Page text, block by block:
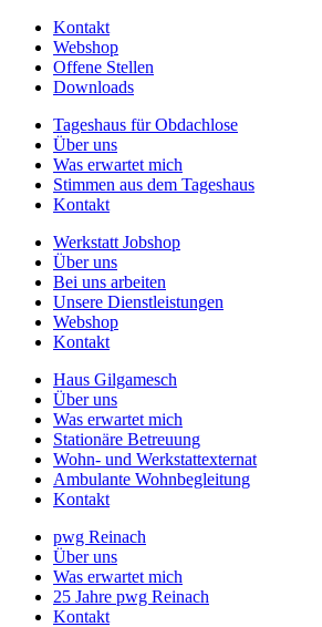
Kontakt
Webshop
Offene Stellen
Downloads
Tageshaus für Obdachlose
Über uns
Was erwartet mich
Stimmen aus dem Tageshaus
Kontakt
Werkstatt Jobshop
Über uns
Bei uns arbeiten
Unsere Dienstleistungen
Webshop
Kontakt
Haus Gilgamesch
Über uns
Was erwartet mich
Stationäre Betreuung
Wohn- und Werkstattexternat
Ambulante Wohnbegleitung
Kontakt
pwg Reinach
Über uns
Was erwartet mich
25 Jahre pwg Reinach
Kontakt